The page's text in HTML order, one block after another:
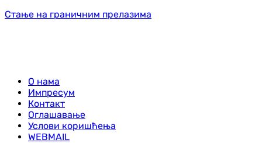
Стање на граничним прелазима
О нама
Импресум
Контакт
Оглашавање
Услови коришћења
WEBMAIL